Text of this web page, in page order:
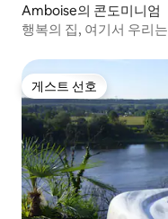
Amboise의 콘도미니엄
행복의 집, 여기서 우리
게스트 선호
게스트 선호